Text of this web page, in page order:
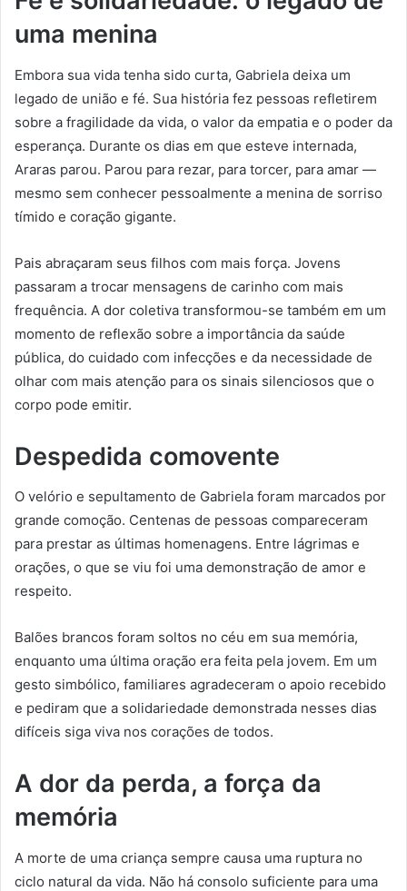
uma menina
Embora sua vida tenha sido curta, Gabriela deixa um
legado de união e fé. Sua história fez pessoas refletirem
sobre a fragilidade da vida, o valor da empatia e o poder da
esperança. Durante os dias em que esteve internada,
Araras parou. Parou para rezar, para torcer, para amar —
mesmo sem conhecer pessoalmente a menina de sorriso
tímido e coração gigante.
Pais abraçaram seus filhos com mais força. Jovens
passaram a trocar mensagens de carinho com mais
frequência. A dor coletiva transformou-se também em um
momento de reflexão sobre a importância da saúde
pública, do cuidado com infecções e da necessidade de
olhar com mais atenção para os sinais silenciosos que o
corpo pode emitir.
Despedida comovente
O velório e sepultamento de Gabriela foram marcados por
grande comoção. Centenas de pessoas compareceram
para prestar as últimas homenagens. Entre lágrimas e
orações, o que se viu foi uma demonstração de amor e
respeito.
Balões brancos foram soltos no céu em sua memória,
enquanto uma última oração era feita pela jovem. Em um
gesto simbólico, familiares agradeceram o apoio recebido
e pediram que a solidariedade demonstrada nesses dias
difíceis siga viva nos corações de todos.
A dor da perda, a força da
memória
A morte de uma criança sempre causa uma ruptura no
ciclo natural da vida. Não há consolo suficiente para uma